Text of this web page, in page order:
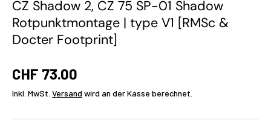
CZ Shadow 2, CZ 75 SP-01 Shadow
Rotpunktmontage | type V1 [RMSc &
Docter Footprint]
CHF 73.00
Inkl. MwSt. Versand wird an der Kasse berechnet.